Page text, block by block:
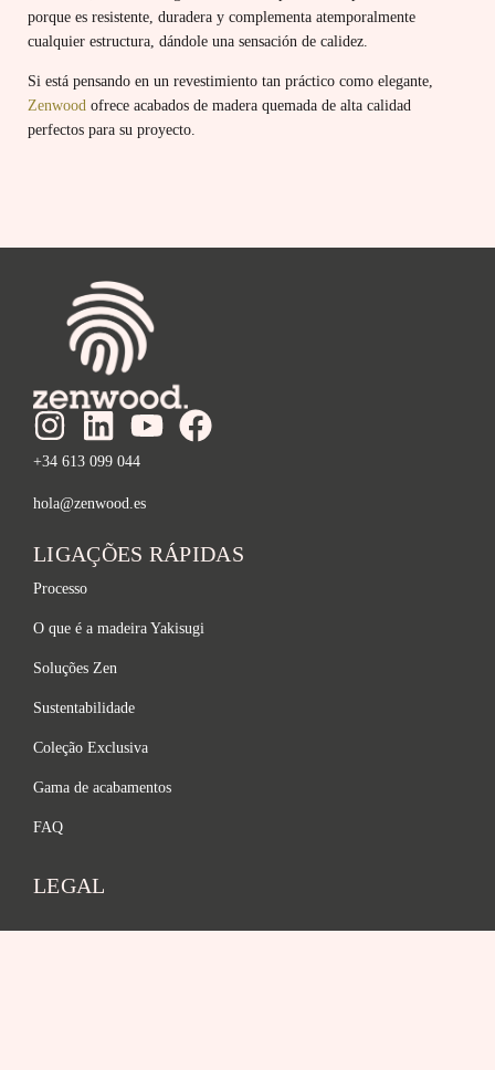
porque es resistente, duradera y complementa atemporalmente
cualquier estructura, dándole una sensación de calidez.
Si está pensando en un revestimiento tan práctico como elegante,
Zenwood ofrece acabados de madera quemada de alta calidad
perfectos para su proyecto.
+34 613 099 044
hola@zenwood.es
LIGAÇÕES RÁPIDAS
Processo
O que é a madeira Yakisugi
Soluções Zen
Sustentabilidade
Coleção Exclusiva
Gama de acabamentos
FAQ
LEGAL